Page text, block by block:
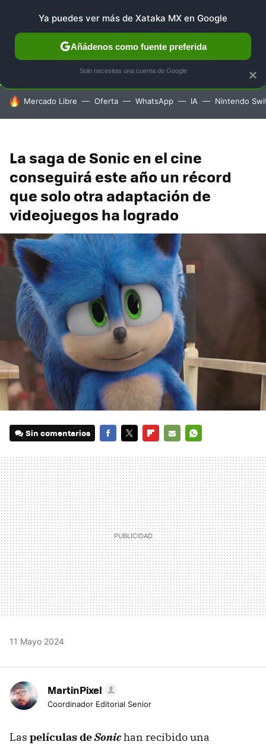
SELECCIÓN GAMING HOME AUTO TERRITORIO
HOY SE HABLA DE
Mercado Libre Oferta WhatsApp IA Nintendo
La saga de Sonic en el cine
conseguirá este año un récord
que solo otra adaptación de
videojuegos ha logrado
Sin comentarios
MAIL
11 Mayo 2024
MartinPixel
Coordinador Editorial Senior
Las películas deSonichan recibido una
×
Ya puedes ver más de Xataka MX en Google
Añádenos como fuente preferida
Solo necesitas una cuenta de Google